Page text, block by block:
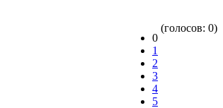
0
1
2
3
4
5
(голосов: 0)